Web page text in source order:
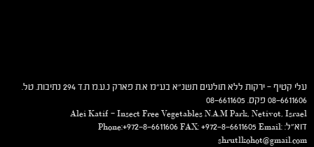
08-6611606 פקס. 08-6611605
Alei Katif – Insect Free Vegetables N.A.M Park, Netivot, Israel